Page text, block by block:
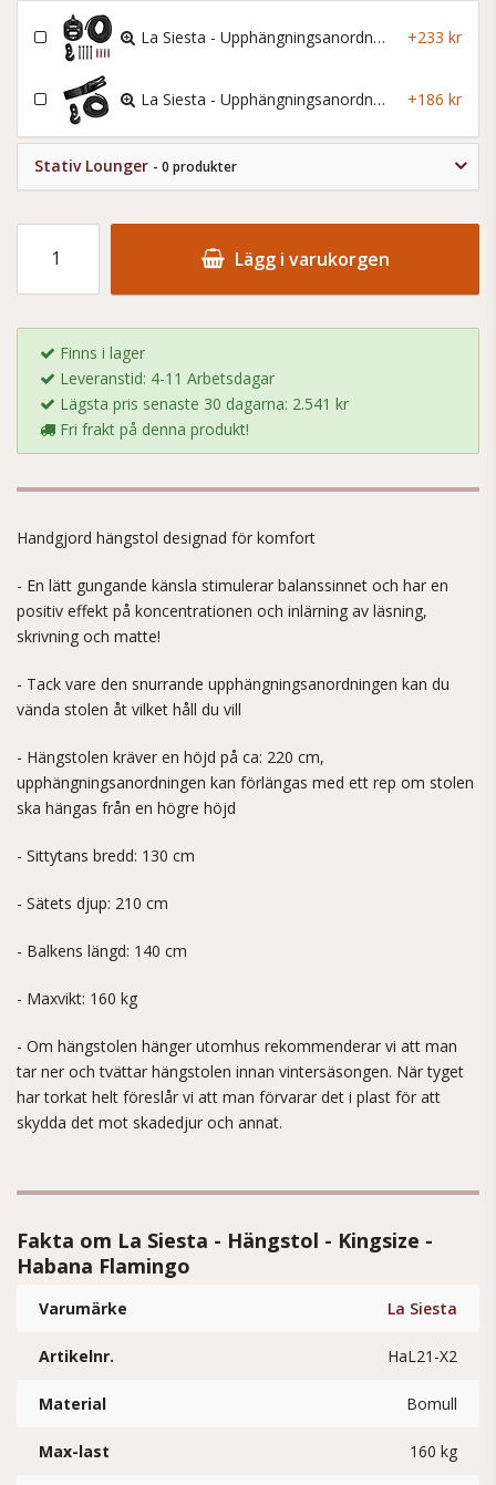
La Siesta - Upphängningsanordning Till Hängstolar - Casa Mount +233 kr
La Siesta - Upphängningsanordning Till Hängstolar - Tree Mount +186 kr
Stativ Lounger - 0 produkter
Lägg i varukorgen
Finns i lager
Leveranstid: 4-11 Arbetsdagar
Lägsta pris senaste 30 dagarna: 2.541 kr
Fri frakt på denna produkt!
Handgjord hängstol designad för komfort
- En lätt gungande känsla stimulerar balanssinnet och har en
positiv effekt på koncentrationen och inlärning av läsning,
skrivning och matte!
- Tack vare den snurrande upphängningsanordningen kan du
vända stolen åt vilket håll du vill
- Hängstolen kräver en höjd på ca: 220 cm,
upphängningsanordningen kan förlängas med ett rep om stolen
ska hängas från en högre höjd
- Sittytans bredd: 130 cm
- Sätets djup: 210 cm
- Balkens längd: 140 cm
- Maxvikt: 160 kg
- Om hängstolen hänger utomhus rekommenderar vi att man
tar ner och tvättar hängstolen innan vintersäsongen. När tyget
har torkat helt föreslår vi att man förvarar det i plast för att
skydda det mot skadedjur och annat.
Fakta om La Siesta - Hängstol - Kingsize -
Habana Flamingo
Varumärke La Siesta
Artikelnr. HaL21-X2
Material Bomull
Max-last 160 kg